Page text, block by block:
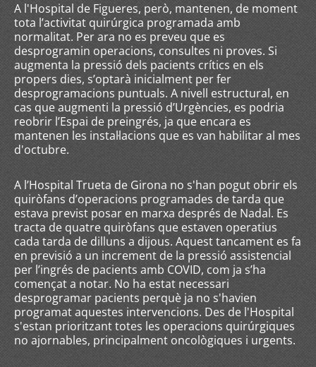
A l'Hospital de Figueres, però, mantenen, de moment
tota l’activitat quirúrgica programada amb
normalitat. Per ara no es preveu que es
desprogramin operacions, consultes ni proves. Si
augmenta la pressió dels pacients crítics en els
propers dies, s’optarà inicialment per fer
desprogramacions puntuals. A nivell estructural, en
cas que augmenti la pressió d’Urgències, es podria
reobrir l’Espai de preingrés, ja que encara es
mantenen les instal·lacions que es van habilitar al mes
d'octubre.
A l’Hospital Trueta de Girona no s'han pogut obrir els
quiròfans d’operacions programades de tarda que
estava previst posar en marxa després de Nadal. Es
tracta de quatre quiròfans que estaven operatius
cada tarda de dilluns a dijous. Aquest tancament es fa
en previsió a un increment de la pressió assistencial
per l’ingrés de pacients amb COVID, com ja s’ha
començat a notar. No ha estat necessari
desprogramar pacients perquè ja no s'havien
programat aquestes intervencions. Des de l'Hospital
s'estan prioritzant totes les operacions quirúrgiques
no ajornables, principalment oncològiques i urgents.